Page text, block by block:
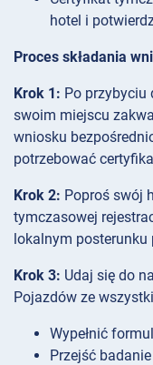
hotel i
Proces składania
Krok 1: Po przybyciu
swoim miejscu
wniosku
potrzebować
Krok 2: Poproś swój
tymczasowej
lokalnym posterunku
Krok 3: Udaj się do
Pojazdów ze
Wypełnić
Przejść